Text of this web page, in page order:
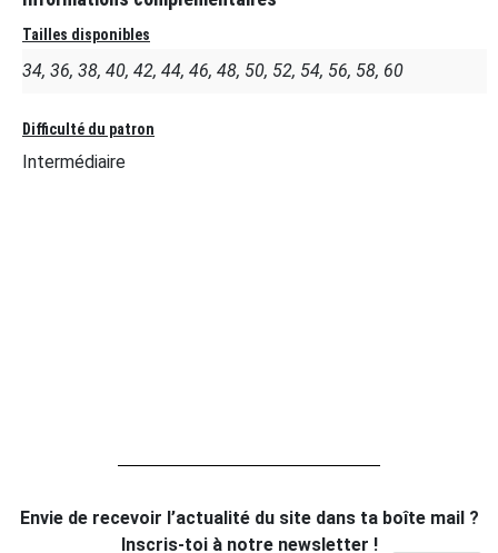
Tailles disponibles
34, 36, 38, 40, 42, 44, 46, 48, 50, 52, 54, 56, 58, 60
Difficulté du patron
Intermédiaire
Envie de recevoir l’actualité du site dans ta boîte mail ?
Inscris-toi à notre newsletter !